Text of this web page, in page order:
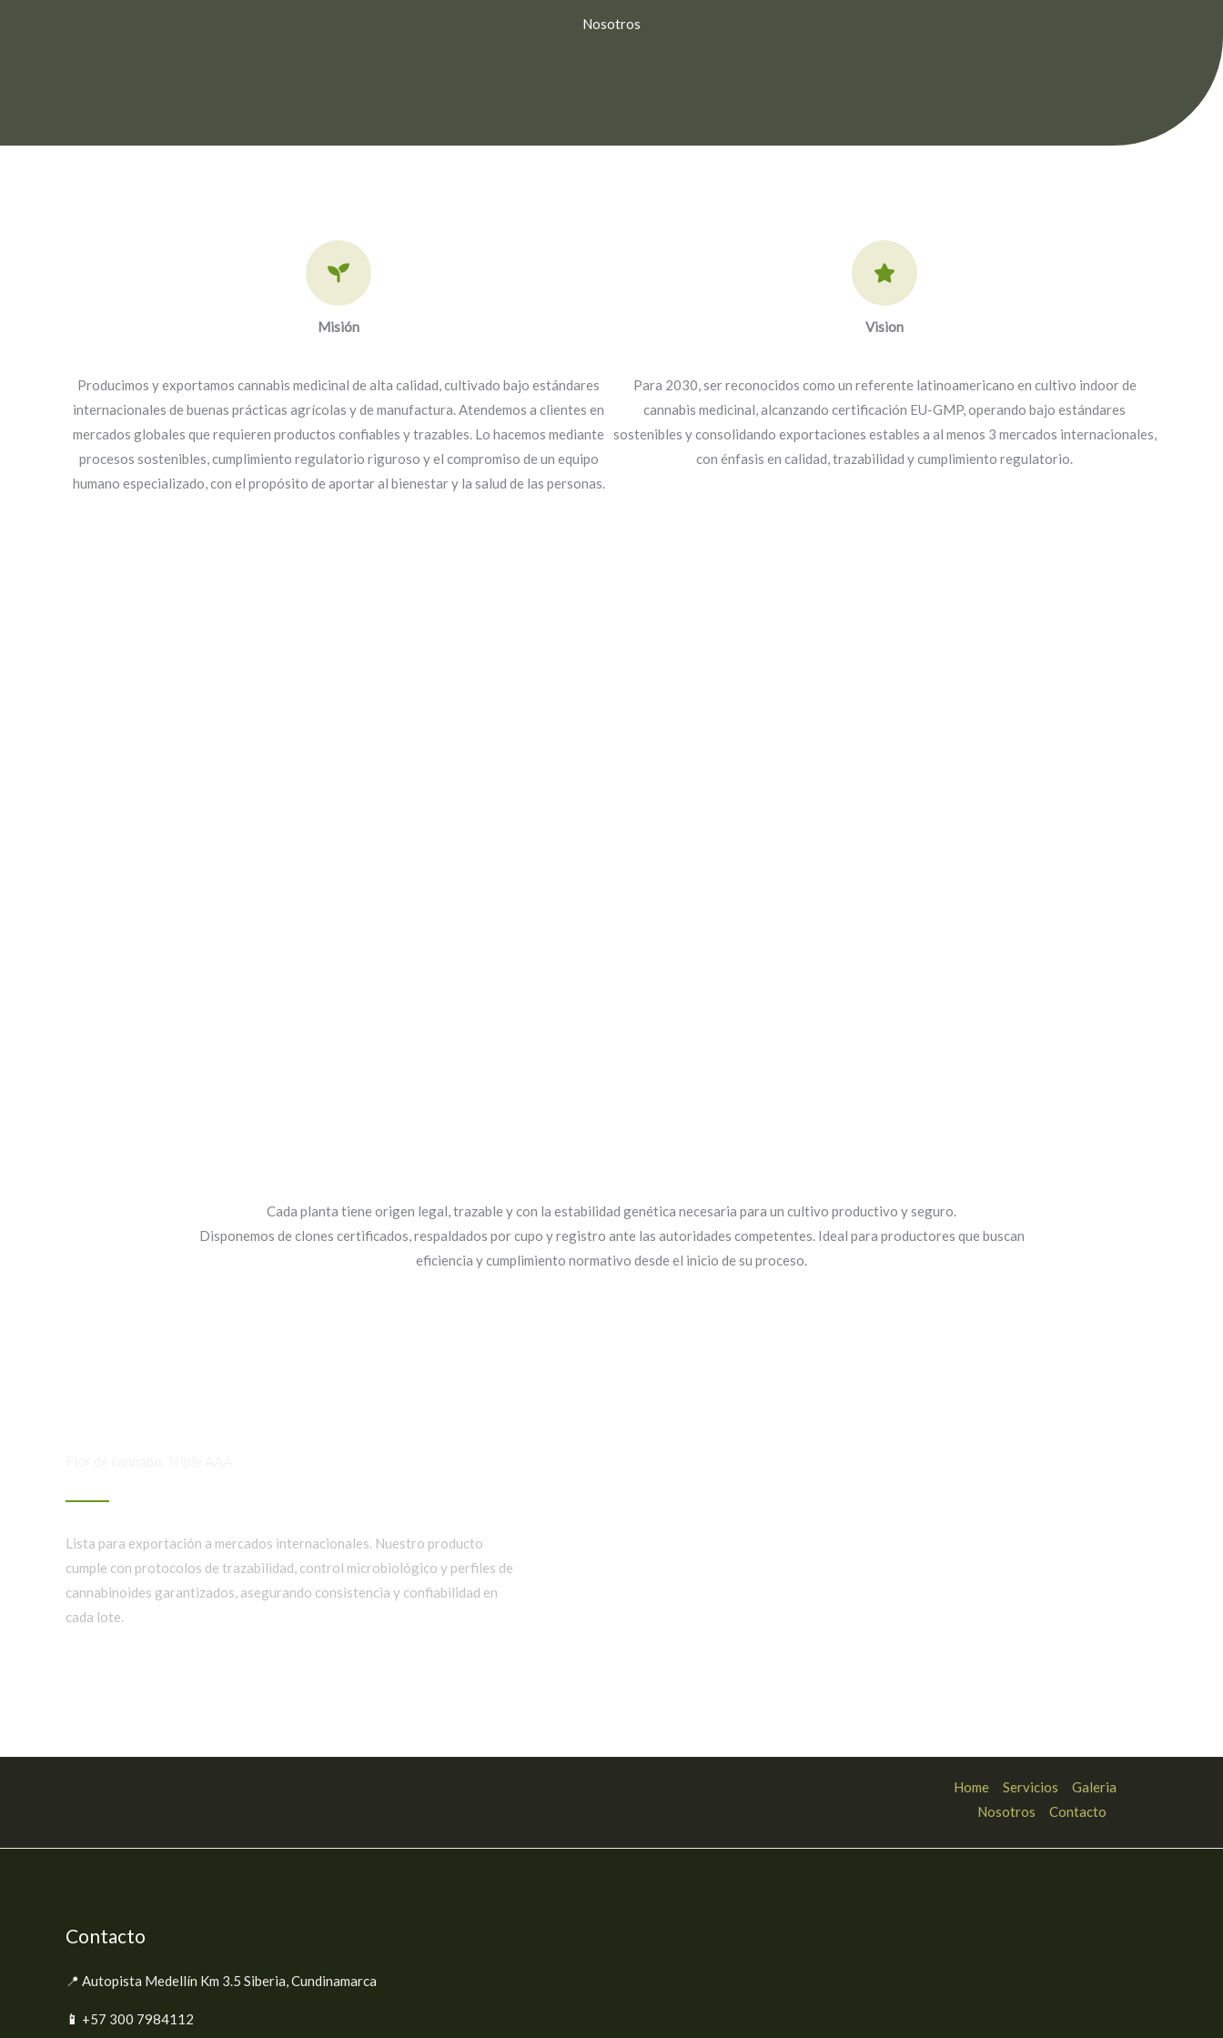
Nosotros
Misión​
Producimos y exportamos cannabis medicinal de alta calidad, cultivado bajo estándares
internacionales de buenas prácticas agrícolas y de manufactura. Atendemos a clientes en
mercados globales que requieren productos confiables y trazables. Lo hacemos mediante
procesos sostenibles, cumplimiento regulatorio riguroso y el compromiso de un equipo
humano especializado, con el propósito de aportar al bienestar y la salud de las personas.
Vision
Para 2030, ser reconocidos como un referente latinoamericano en cultivo indoor de
cannabis medicinal, alcanzando certificación EU-GMP, operando bajo estándares
sostenibles y consolidando exportaciones estables a al menos 3 mercados internacionales,
con énfasis en calidad, trazabilidad y cumplimiento regulatorio.
Cada planta tiene origen legal, trazable y con la estabilidad genética necesaria para un cultivo productivo y seguro.
Disponemos de clones certificados, respaldados por cupo y registro ante las autoridades competentes. Ideal para productores que buscan
eficiencia y cumplimiento normativo desde el inicio de su proceso.
Lista para exportación a mercados internacionales. Nuestro producto
cumple con protocolos de trazabilidad, control microbiológico y perfiles de
cannabinoides garantizados, asegurando consistencia y confiabilidad en
cada lote.
Home Servicios
Galeria
Nosotros
Contacto
Contacto
📍 Autopista Medellín Km 3.5 Siberia, Cundinamarca
📱 +57 300 7984112